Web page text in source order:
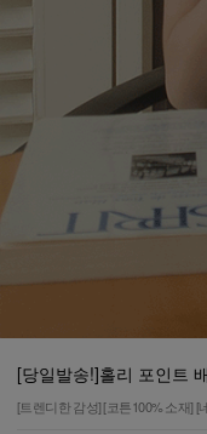
[당일발송!]홀리 포인트
[트렌디한 감성] [코튼100% 소재]